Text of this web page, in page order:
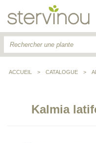
ACCUEIL > CATALOGUE >
Kalmia